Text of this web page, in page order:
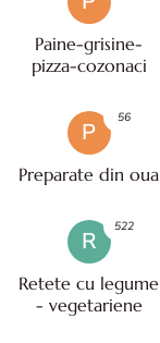
Paine-grisine-
pizza-cozonaci
P
Preparate din oua
56
R
Retete cu legume
- vegetariene
522